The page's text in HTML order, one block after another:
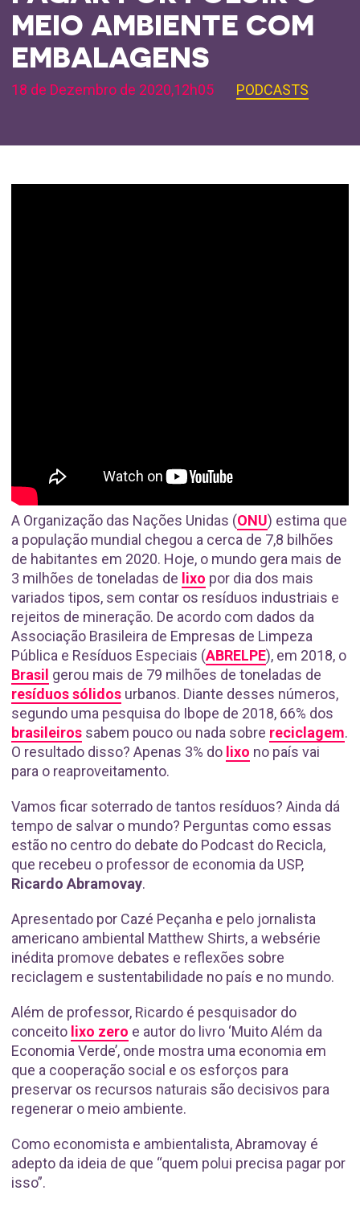
MEIO AMBIENTE COM
EMBALAGENS
18 de Dezembro de 2020,12h05 PODCASTS
A Organização das Nações Unidas (ONU) estima que
a população mundial chegou a cerca de 7,8 bilhões
de habitantes em 2020. Hoje, o mundo gera mais de
3 milhões de toneladas de lixo por dia dos mais
variados tipos, sem contar os resíduos industriais e
rejeitos de mineração. De acordo com dados da
Associação Brasileira de Empresas de Limpeza
Pública e Resíduos Especiais (ABRELPE), em 2018, o
Brasil gerou mais de 79 milhões de toneladas de
resíduos sólidos urbanos. Diante desses números,
segundo uma pesquisa do Ibope de 2018, 66% dos
brasileiros sabem pouco ou nada sobre reciclagem.
O resultado disso? Apenas 3% do lixo no país vai
para o reaproveitamento.
Vamos ficar soterrado de tantos resíduos? Ainda dá
tempo de salvar o mundo? Perguntas como essas
estão no centro do debate do Podcast do Recicla,
que recebeu o professor de economia da USP,
Ricardo Abramovay.
Apresentado por Cazé Peçanha e pelo jornalista
americano ambiental Matthew Shirts, a websérie
inédita promove debates e reflexões sobre
reciclagem e sustentabilidade no país e no mundo.
Além de professor, Ricardo é pesquisador do
conceito lixo zero e autor do livro ‘Muito Além da
Economia Verde’, onde mostra uma economia em
que a cooperação social e os esforços para
preservar os recursos naturais são decisivos para
regenerar o meio ambiente.
Como economista e ambientalista, Abramovay é
adepto da ideia de que “quem polui precisa pagar por
isso”.